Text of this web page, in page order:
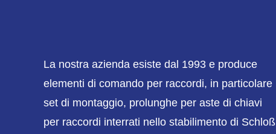
La nostra azienda esiste dal 1993 e produce
elementi di comando per raccordi, in particolare
set di montaggio, prolunghe per aste di chiavi
per raccordi interrati nello stabilimento di Schloß